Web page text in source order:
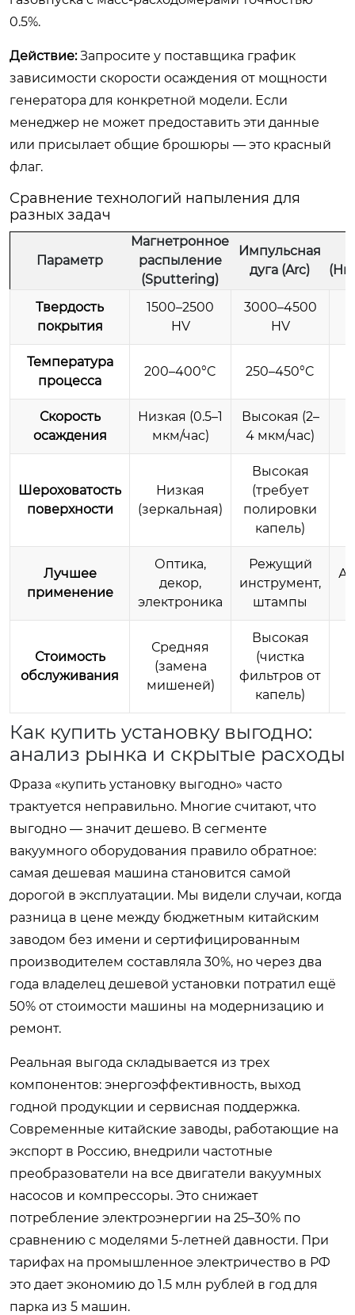
0.5%.
Действие:Запросите у поставщика график
зависимости скорости осаждения от мощности
генератора для конкретной модели. Если
менеджер не может предоставить эти данные
или присылает общие брошюры — это красный
флаг.
Сравнение технологий напыления для
разных задач
Параметр
Магнетронное
распыление
(Sputtering)
Импульсная
дуга (Arc)
Твердость
покрытия
1500–2500
HV
3000–4500
HV
Температура
процесса
200–400°C 250–450°C
Скорость
осаждения
Низкая (0.5–1
мкм/час)
Высокая (2–
4 мкм/час)
Шероховатость
поверхности
Низкая
(зеркальная)
Высокая
(требует
полировки
капель)
Лучшее
применение
Оптика,
декор,
электроника
Режущий
инструмент,
штампы
Стоимость
обслуживания
Средняя
(замена
мишеней)
Высокая
(чистка
фильтров от
капель)
Как купить установку выгодно:
анализ рынка и скрытые расходы
Фраза «купить установку выгодно» часто
трактуется неправильно. Многие считают, что
выгодно — значит дешево. В сегменте
вакуумного оборудования правило обратное:
самая дешевая машина становится самой
дорогой в эксплуатации. Мы видели случаи, когда
разница в цене между бюджетным китайским
заводом без имени и сертифицированным
производителем составляла 30%, но через два
года владелец дешевой установки потратил ещё
50% от стоимости машины на модернизацию и
ремонт.
Реальная выгода складывается из трех
компонентов: энергоэффективность, выход
годной продукции и сервисная поддержка.
Современные китайские заводы, работающие на
экспорт в Россию, внедрили частотные
преобразователи на все двигатели вакуумных
насосов и компрессоры. Это снижает
потребление электроэнергии на 25–30% по
сравнению с моделями 5-летней давности. При
тарифах на промышленное электричество в РФ
это дает экономию до 1.5 млн рублей в год для
парка из 5 машин.